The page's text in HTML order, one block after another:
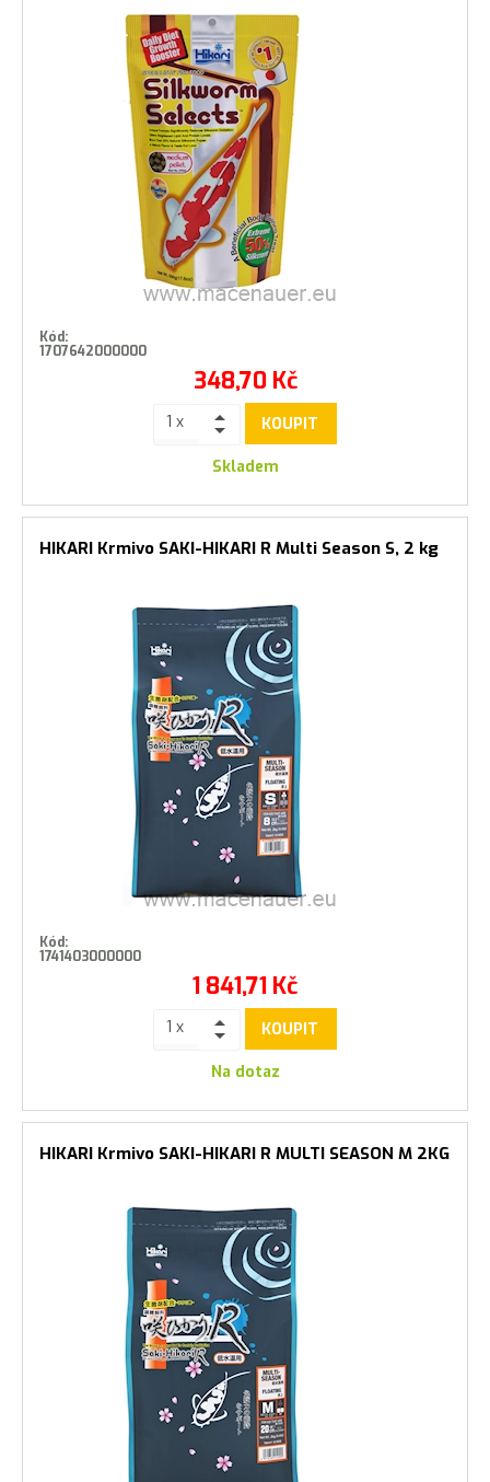
Kód:
1707642000000
348,70 Kč
KOUPIT
Skladem
HIKARI Krmivo SAKI-HIKARI R Multi Season S, 2 kg
Kód:
1741403000000
1 841,71 Kč
KOUPIT
Na dotaz
HIKARI Krmivo SAKI-HIKARI R MULTI SEASON M 2KG